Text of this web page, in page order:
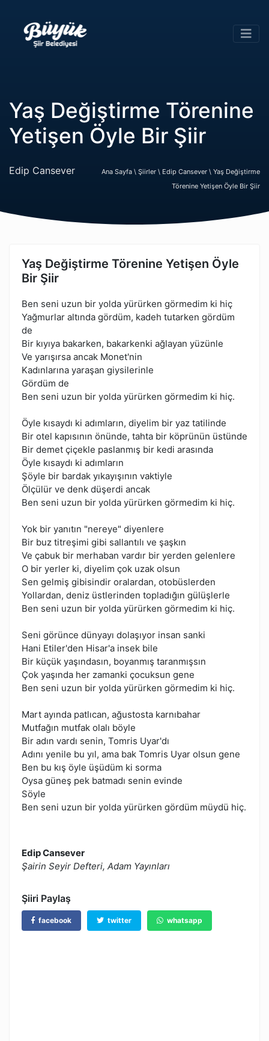
Yaş Değiştirme Törenine
Yetişen Öyle Bir Şiir
Edip Cansever Ana Sayfa \ Şiirler \ Edip Cansever \ Yaş Değiştirme
Törenine Yetişen Öyle Bir Şiir
Yaş Değiştirme Törenine Yetişen Öyle
Bir Şiir
Ben seni uzun bir yolda yürürken görmedim ki hiç
Yağmurlar altında gördüm, kadeh tutarken gördüm
de
Bir kıyıya bakarken, bakarkenki ağlayan yüzünle
Ve yarışırsa ancak Monet'nin
Kadınlarına yaraşan giysilerinle
Gördüm de
Ben seni uzun bir yolda yürürken görmedim ki hiç.
Öyle kısaydı ki adımların, diyelim bir yaz tatilinde
Bir otel kapısının önünde, tahta bir köprünün üstünde
Bir demet çiçekle paslanmış bir kedi arasında
Öyle kısaydı ki adımların
Şöyle bir bardak yıkayışının vaktiyle
Ölçülür ve denk düşerdi ancak
Ben seni uzun bir yolda yürürken görmedim ki hiç.
Yok bir yanıtın "nereye" diyenlere
Bir buz titreşimi gibi sallantılı ve şaşkın
Ve çabuk bir merhaban vardır bir yerden gelenlere
O bir yerler ki, diyelim çok uzak olsun
Sen gelmiş gibisindir oralardan, otobüslerden
Yollardan, deniz üstlerinden topladığın gülüşlerle
Ben seni uzun bir yolda yürürken görmedim ki hiç.
Seni görünce dünyayı dolaşıyor insan sanki
Hani Etiler'den Hisar'a insek bile
Bir küçük yaşındasın, boyanmış taranmışsın
Çok yaşında her zamanki çocuksun gene
Ben seni uzun bir yolda yürürken görmedim ki hiç.
Mart ayında patlıcan, ağustosta karnıbahar
Mutfağın mutfak olalı böyle
Bir adın vardı senin, Tomris Uyar'dı
Adını yenile bu yıl, ama bak Tomris Uyar olsun gene
Ben bu kış öyle üşüdüm ki sorma
Oysa güneş pek batmadı senin evinde
Söyle
Ben seni uzun bir yolda yürürken gördüm müydü hiç.
Edip Cansever
Şairin Seyir Defteri, Adam Yayınları
Şiiri Paylaş
facebook twitter whatsapp